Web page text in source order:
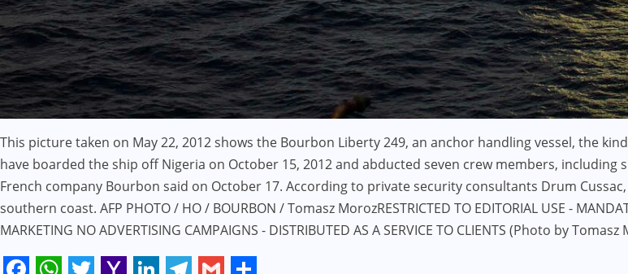
This picture taken on May 22, 2012 shows the Bourbon Liberty 249, an anchor handling vessel, the
have boarded the ship off Nigeria on October 15, 2012 and abducted seven crew members,
French company Bourbon said on October 17. According to private security consultants Drum
southern coast. AFP PHOTO / HO / BOURBON / Tomasz MorozRESTRICTED TO EDITORIAL USE -
MARKETING NO ADVERTISING CAMPAIGNS - DISTRIBUTED AS A SERVICE TO CLIENTS (Photo by